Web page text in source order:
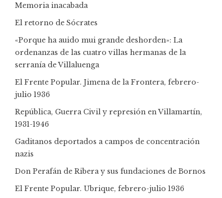
Memoria inacabada
El retorno de Sócrates
«Porque ha auido mui grande deshorden»: La
ordenanzas de las cuatro villas hermanas de la
serranía de Villaluenga
El Frente Popular. Jimena de la Frontera, febrero-
julio 1936
República, Guerra Civil y represión en Villamartín,
1931-1946
Gaditanos deportados a campos de concentración
nazis
Don Perafán de Ribera y sus fundaciones de Bornos
El Frente Popular. Ubrique, febrero-julio 1936